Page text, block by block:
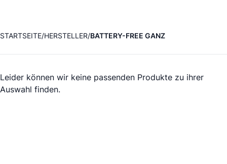
STARTSEITE HERSTELLER BATTERY-FREE GANZ
Leider können wir keine passenden Produkte zu ihrer
Auswahl finden.